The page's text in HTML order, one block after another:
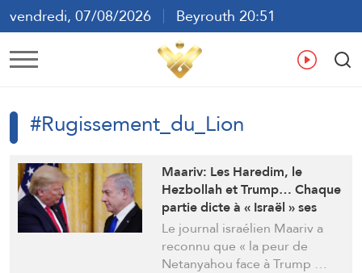
vendredi, 07/08/2026
Beyrouth 20:51
ع
#Rugissement_du_Lion
Maariv: Les Haredim, le
Hezbollah et Trump… Chaque
partie dicte à « Israël » ses
propres équations
Le journal israélien Maariv a
reconnu que « la peur de
Netanyahou face à Trump …